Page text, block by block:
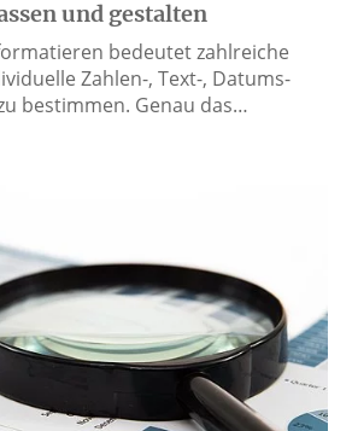
und gestalten
bedeutet zahlreiche
Zahlen-, Text-, Datums-
bestimmen. Genau das…